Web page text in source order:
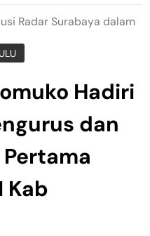
Hadiri
dan
Kab
Radar Surabaya dalam